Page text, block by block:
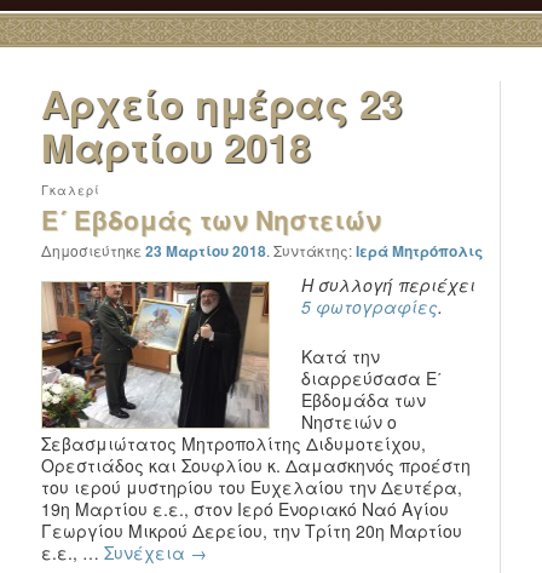
Αρχείο ημέρας 23
Μαρτίου 2018
Ε´ Εβδομάς των Νηστειών
Γκαλερί
Δημοσιεύτηκε23 Μαρτίου 2018.Συντάκτης:Ιερά Μητρόπολις
Η συλλογή περιέχει
5 φωτογραφίες.
Κατά την
διαρρεύσασα E΄
Εβδομάδα των
Νηστειών ο
Σεβασμιώτατος Μητροπολίτης Διδυμοτείχου,
Ορεστιάδος και Σουφλίου κ. Δαμασκηνός προέστη
του ιερού μυστηρίου του Ευχελαίου την Δευτέρα,
19η Μαρτίου ε.ε., στον Ιερό Ενοριακό Ναό Αγίου
Γεωργίου Μικρού Δερείου, την Τρίτη 20η Μαρτίου
ε.ε., …Συνέχεια →